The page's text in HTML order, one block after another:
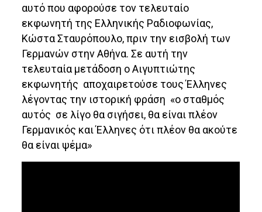
αυτό που αφορούσε τον τελευταίο
εκφωνητή της Ελληνικής Ραδιοφωνίας,
Κώστα Σταυρόπουλο, πριν την εισβολή των
Γερμανών στην Αθήνα. Σε αυτή την
τελευταία μετάδοση ο Αιγυπτιώτης
εκφωνητής αποχαιρετούσε τους Έλληνες
λέγοντας την ιστορική φράση «ο σταθμός
αυτός σε λίγο θα σιγήσει, θα είναι πλέον
Γερμανικός και Έλληνες ότι πλέον θα ακούτε
θα είναι ψέμα»